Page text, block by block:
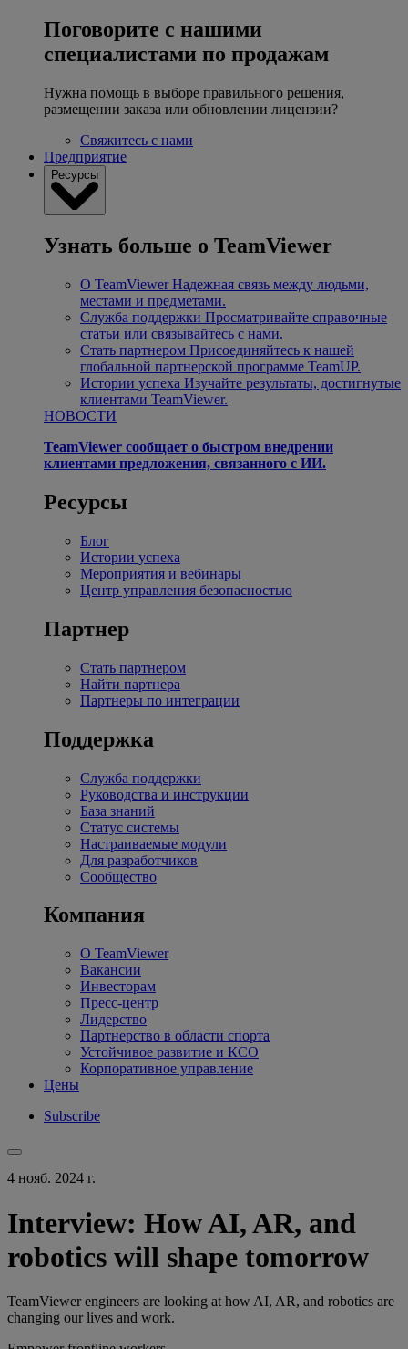
Поговорите с нашими
специалистами по продажам
Нужна помощь в выборе правильного решения,
размещении заказа или обновлении лицензии?
Свяжитесь с нами
Предприятие
Ресурсы
Узнать больше о TeamViewer
О TeamViewer Надежная связь между людьми,
местами и предметами.
Служба поддержки Просматривайте справочные
статьи или связывайтесь с нами.
Стать партнером Присоединяйтесь к нашей
глобальной партнерской программе TeamUP.
Истории успеха Изучайте результаты, достигнутые
клиентами TeamViewer.
НОВОСТИ
TeamViewer сообщает о быстром внедрении
клиентами предложения, связанного с ИИ.
Ресурсы
Блог
Истории успеха
Мероприятия и вебинары
Центр управления безопасностью
Партнер
Стать партнером
Найти партнера
Партнеры по интеграции
Поддержка
Служба поддержки
Руководства и инструкции
База знаний
Статус системы
Настраиваемые модули
Для разработчиков
Сообщество
Компания
О TeamViewer
Вакансии
Инвесторам
Пресс-центр
Лидерство
Партнерство в области спорта
Устойчивое развитие и КСО
Корпоративное управление
Цены
Subscribe
4 нояб. 2024 г.
Interview: How AI, AR, and
robotics will shape tomorrow
TeamViewer engineers are looking at how AI, AR, and robotics are
changing our lives and work.